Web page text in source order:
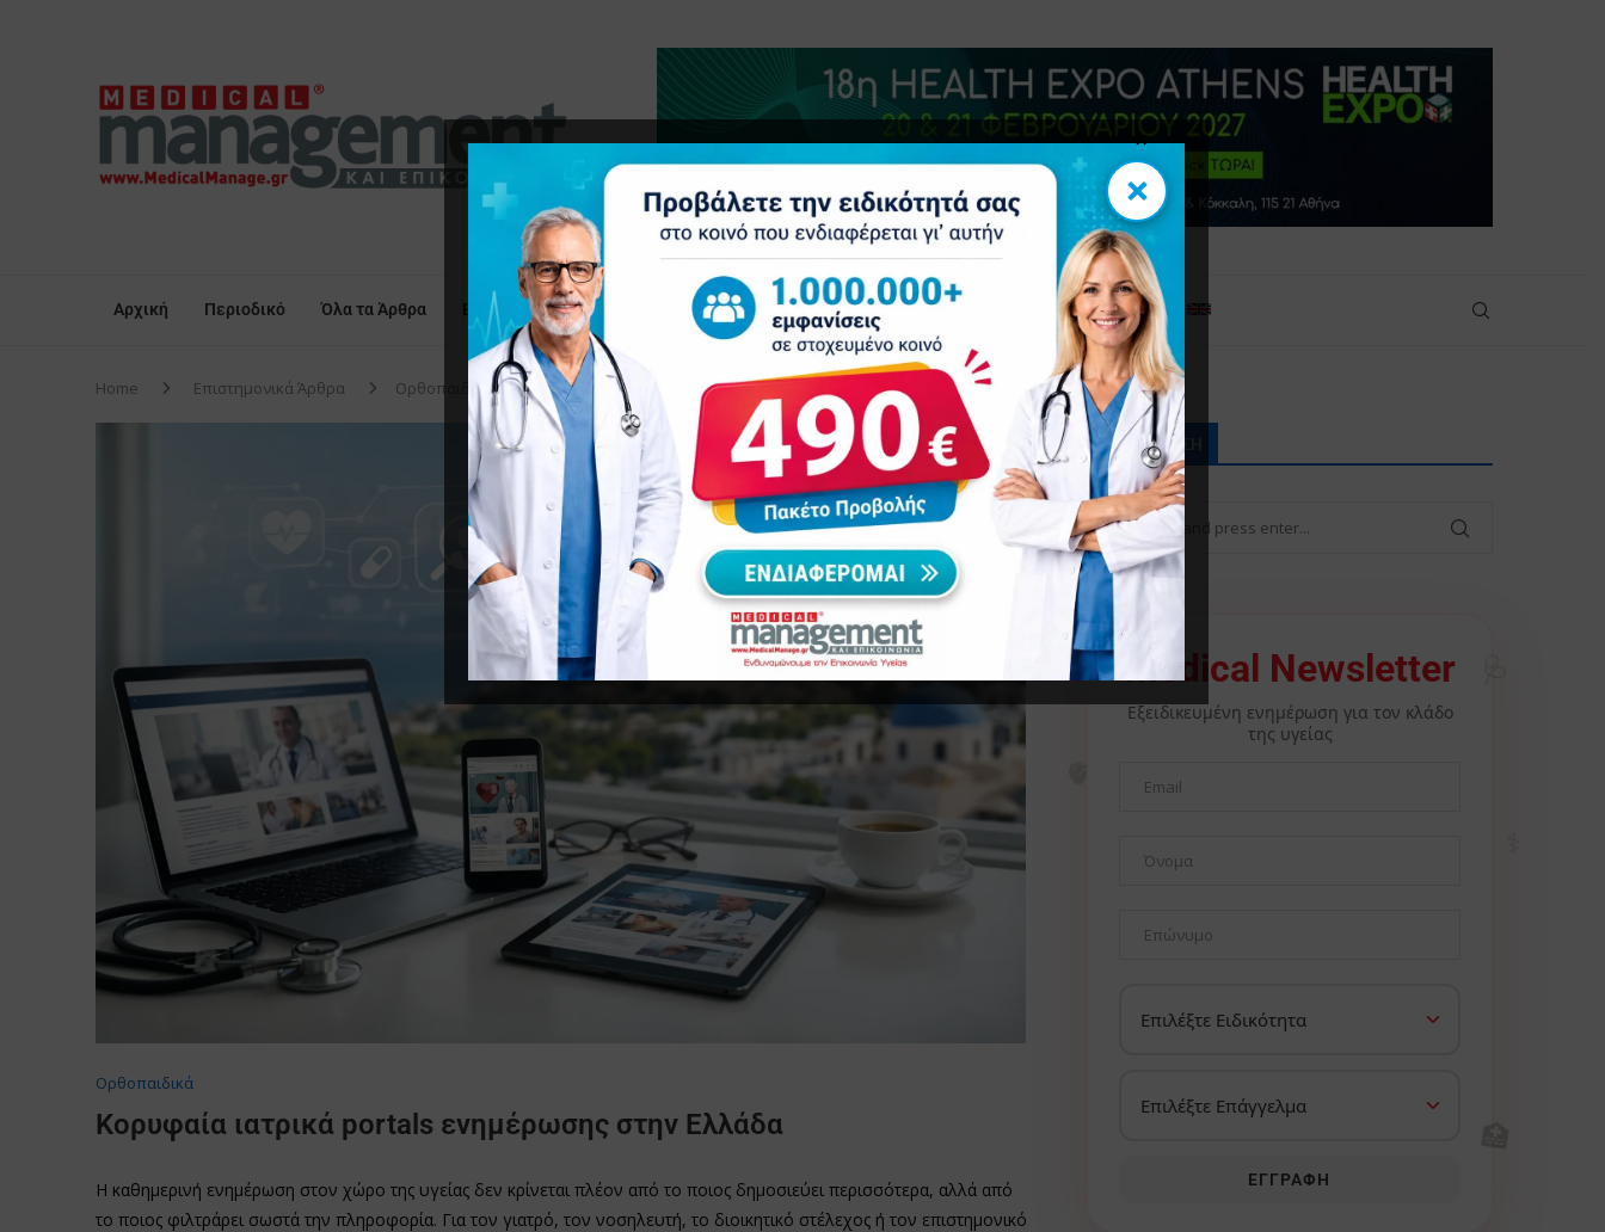
Αρχική Περιοδικό Όλα τα Άρθρα Επικαιρότητα Δελτία Τύπου Προβολή Ιατρού Επικοινωνία
Home Επιστημονικά Άρθρα Oρθοπαιδικά Κορυφαία ιατρικά portals ενημέρωσης στην Ελλάδα
Oρθοπαιδικά
Κορυφαία ιατρικά portals ενημέρωσης στην Ελλάδα
Η καθημερινή ενημέρωση στον χώρο της υγείας δεν κρίνεται πλέον από το ποιος δημοσιεύει περισσότερα, αλλά από
το ποιος φιλτράρει σωστά την πληροφορία. Για τον γιατρό, τον νοσηλευτή, το διοικητικό στέλεχος ή τον επιστημονικό
ΑΝΑΖΉΤΗΣΗ
Medical Newsletter
Εξειδικευμένη ενημέρωση για τον κλάδο
της υγείας
ΕΓΓΡΑΦΉ
×
×